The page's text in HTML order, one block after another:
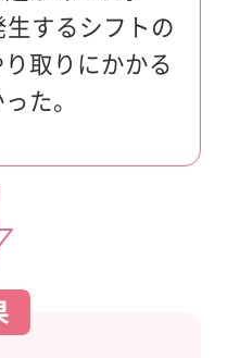
するシフトの
取りにかかる
た。